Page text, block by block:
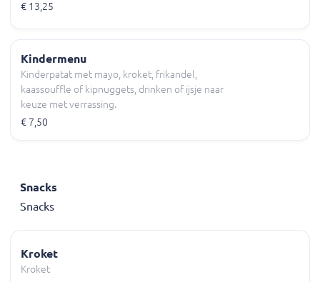
€ 13,25
Kindermenu
Kinderpatat met mayo, kroket, frikandel,
kaassouffle of kipnuggets, drinken of ijsje naar
keuze met verrassing.
€ 7,50
Snacks
Snacks
Kroket
Kroket